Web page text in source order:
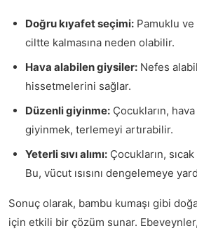
Doğru kıyafet seçimi: Pamuklu
ciltte kalmasına neden olabilir.
Hava alabilen giysiler: Nefes
hissetmelerini sağlar.
Düzenli giyinme: Çocukların, hava
giyinmek, terlemeyi artırabilir.
Yeterli sıvı alımı: Çocukların,
Bu, vücut ısısını dengelemeye
Sonuç olarak, bambu kumaşı gibi
için etkili bir çözüm sunar.